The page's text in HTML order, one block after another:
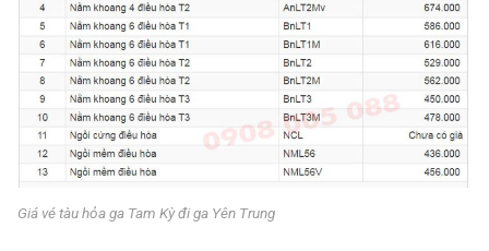
Giá vé tàu hỏa ga Tam Kỳ đi ga Yên Trung